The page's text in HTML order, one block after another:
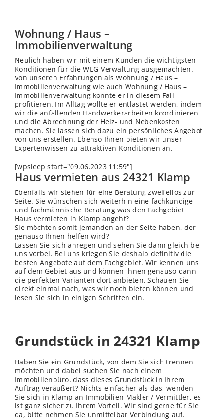
Wohnung / Haus –
Immobilienverwaltung
Neulich haben wir mit einem Kunden die wichtigsten
Konditionen für die WEG-Verwaltung ausgemachten.
Von unseren Erfahrungen als Wohnung / Haus –
Immobilienverwaltung wie auch Wohnung / Haus –
Immobilienverwaltung konnte er in diesem Fall
profitieren. Im Alltag wollte er entlastet werden, indem
wir die anfallenden Handwerkerarbeiten koordinieren
und die Abrechnung der Heiz- und Nebenkosten
machen. Sie lassen sich dazu ein persönliches Angebot
von uns erstellen. Ebenso Ihnen bieten wir unser
Expertenwissen zu attraktiven Konditionen an.
[wpsleep start="09.06.2023 11:59"]
Haus vermieten aus 24321 Klamp
Ebenfalls wir stehen für eine Beratung zweifellos zur
Seite. Sie wünschen sich weiterhin eine fachkundige
und fachmännische Beratung was den Fachgebiet
Haus vermieten in Klamp angeht?
Sie möchten somit jemanden an der Seite haben, der
genauso Ihnen helfen wird?
Lassen Sie sich anregen und sehen Sie dann gleich bei
uns vorbei. Bei uns kriegen Sie deshalb definitiv die
besten Angebote auf dem Fachgebiet. Wir kennen uns
auf dem Gebiet aus und können Ihnen genauso dann
die perfekten Varianten dort anbieten. Schauen Sie
direkt einmal nach, was wir noch bieten können und
lesen Sie sich in einigen Schritten ein.
Grundstück in 24321 Klamp
Haben Sie ein Grundstück, von dem Sie sich trennen
möchten und dabei suchen Sie nach einem
Immobilienbüro, dass dieses Grundstück in Ihrem
Auftrag veräußert? Nichts einfacher als das, wenden
Sie sich in Klamp an Immobilien Makler / Vermittler, es
ist ganz sicher zu Ihrem Vorteil. Wir sind gerne für Sie
da, bitte nehmen Sie unmittelbar Verbindung auf.